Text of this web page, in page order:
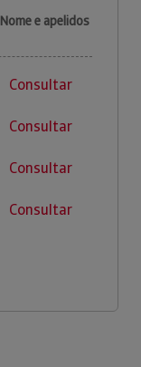
Nome e apelidos
Consultar
Consultar
Consultar
Consultar